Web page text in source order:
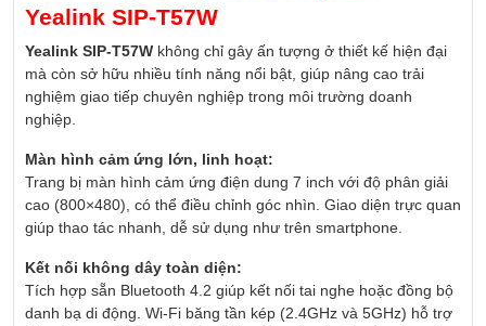
Yealink SIP-T57W
Yealink SIP-T57W không chỉ gây ấn tượng ở thiết kế hiện đại
mà còn sở hữu nhiều tính năng nổi bật, giúp nâng cao trải
nghiệm giao tiếp chuyên nghiệp trong môi trường doanh
nghiệp.
Màn hình cảm ứng lớn, linh hoạt:
Trang bị màn hình cảm ứng điện dung 7 inch với độ phân giải
cao (800×480), có thể điều chỉnh góc nhìn. Giao diện trực quan
giúp thao tác nhanh, dễ sử dụng như trên smartphone.
Kết nối không dây toàn diện:
Tích hợp sẵn Bluetooth 4.2 giúp kết nối tai nghe hoặc đồng bộ
danh bạ di động. Wi-Fi băng tần kép (2.4GHz và 5GHz) hỗ trợ